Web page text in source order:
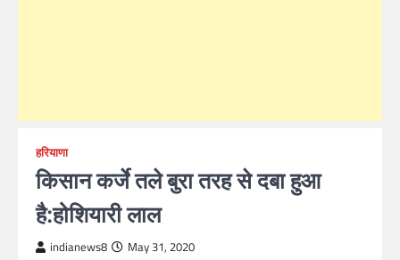
हरियाणा
किसान कर्जे तले बुरा तरह से दबा हुआ
है:होशियारी लाल
indianews8 May 31, 2020